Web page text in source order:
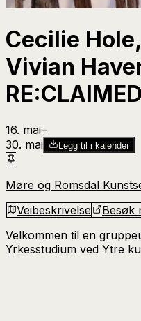
Cecilie
Vivian
RE:CLAIMED
16. mai–​
30. mai
Legg til i kalender
Møre og Romsdal
Veibeskrivelse
Besøk
Velkommen til en
Yrkesstudium ved Ytre